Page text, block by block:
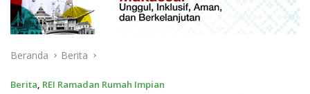
Beranda Berita
Berita, REI Ramadan Rumah Impian